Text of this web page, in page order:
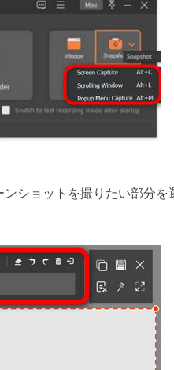
ショットを撮りたい部分を